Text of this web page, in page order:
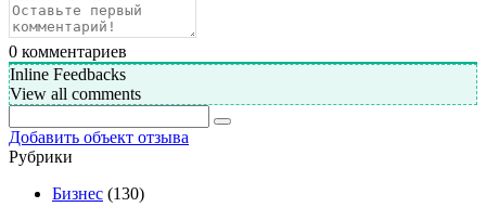
0 комментариев
Inline Feedbacks
View all comments
Добавить объект отзыва
Рубрики
Бизнес (130)